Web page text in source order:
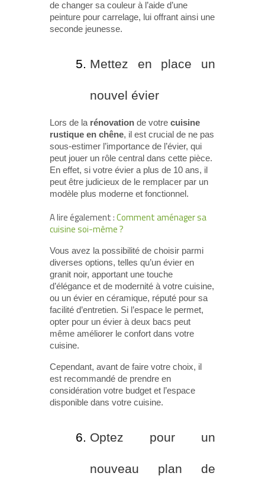
de changer sa couleur à l’aide d’une
peinture pour carrelage, lui offrant ainsi une
seconde jeunesse.
Mettez en place un
nouvel évier
Lors de la rénovation de votre cuisine
rustique en chêne, il est crucial de ne pas
sous-estimer l’importance de l’évier, qui
peut jouer un rôle central dans cette pièce.
En effet, si votre évier a plus de 10 ans, il
peut être judicieux de le remplacer par un
modèle plus moderne et fonctionnel.
A lire également :Comment aménager sa
cuisine soi-même ?
Vous avez la possibilité de choisir parmi
diverses options, telles qu’un évier en
granit noir, apportant une touche
d’élégance et de modernité à votre cuisine,
ou un évier en céramique, réputé pour sa
facilité d’entretien. Si l’espace le permet,
opter pour un évier à deux bacs peut
même améliorer le confort dans votre
cuisine.
Cependant, avant de faire votre choix, il
est recommandé de prendre en
considération votre budget et l’espace
disponible dans votre cuisine.
Optez pour un
nouveau plan de